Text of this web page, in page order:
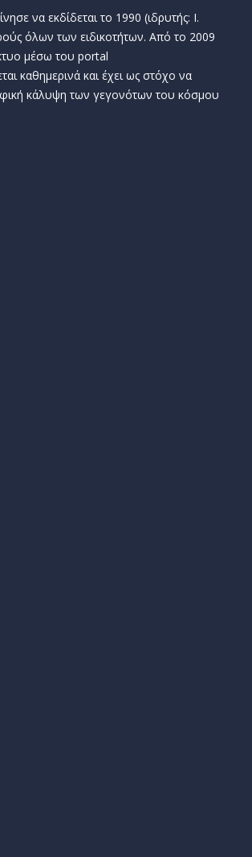
να εκδίδεται το 1990 (ιδρυτής: Ι.
όλων των ειδικοτήτων. Από το 2009
μέσω του portal
καθημερινά και έχει ως στόχο να
κάλυψη των γεγονότων του κόσμου